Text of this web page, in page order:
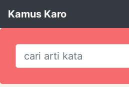
Kamus Karo